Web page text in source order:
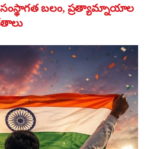
సంస్థాగత బలం, ప్రత్యామ్నాయాల